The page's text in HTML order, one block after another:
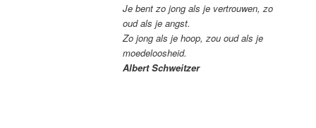
Je bent zo jong als je vertrouwen, zo
oud als je angst.
Zo jong als je hoop, zou oud als je
moedeloosheid.
Albert Schweitzer